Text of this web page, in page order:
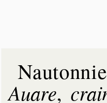
Auare,